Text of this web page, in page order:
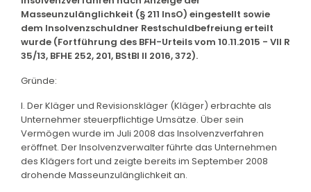
Masseunzulänglichkeit (§ 211 InsO) eingestellt sowie
dem Insolvenzschuldner Restschuldbefreiung erteilt
wurde (Fortführung des BFH-Urteils vom 10.11.2015 - VII R
35/13, BFHE 252, 201, BStBl II 2016, 372).
Gründe:
I. Der Kläger und Revisionskläger (Kläger) erbrachte als
Unternehmer steuerpflichtige Umsätze. Über sein
Vermögen wurde im Juli 2008 das Insolvenzverfahren
eröffnet. Der Insolvenzverwalter führte das Unternehmen
des Klägers fort und zeigte bereits im September 2008
drohende Masseunzulänglichkeit an.